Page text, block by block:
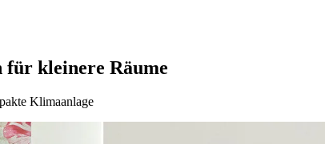
kleinere Räume
Klimaanlage